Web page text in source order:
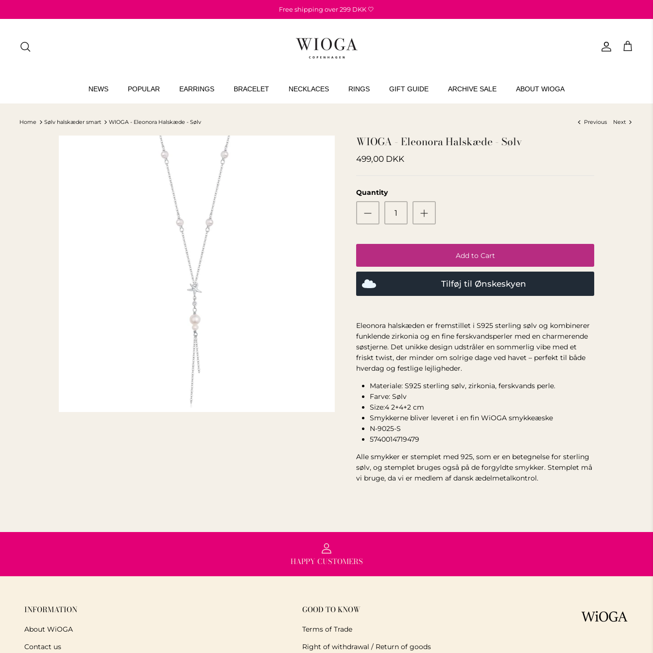
Free shipping over 299 DKK 🤍
Account
Cart
NEWS POPULAR EARRINGS BRACELET NECKLACES RINGS GIFT GUIDE ARCHIVE SALE ABOUT WIOGA
Home Sølv halskæder smart WIOGA - Eleonora Halskæde - Sølv Previous Next
WIOGA - Eleonora Halskæde - Sølv
499,00 DKK
Quantity
Add to Cart
Tilføj til Ønskeskyen
Eleonora halskæden er fremstillet i S925 sterling sølv og kombinerer
funklende zirkonia og en fine ferskvandsperler med en charmerende
søstjerne. Det unikke design udstråler en sommerlig vibe med et
friskt twist, der minder om solrige dage ved havet – perfekt til både
hverdag og festlige lejligheder.
Materiale: S925 sterling sølv, zirkonia, ferskvands perle.
Farve: Sølv
Size:4 2+4+2 cm
Smykkerne bliver leveret i en fin WiOGA smykkeæske
N-9025-S
5740014719479
Alle smykker er stemplet med 925, som er en betegnelse for sterling
sølv, og stemplet bruges også på de forgyldte smykker. Stemplet må
vi bruge, da vi er medlem af dansk ædelmetalkontrol.
HAPPY CUSTOMERS
INFORMATION
About WiOGA
Contact us
GOOD TO KNOW
Terms of Trade
Right of withdrawal / Return of goods